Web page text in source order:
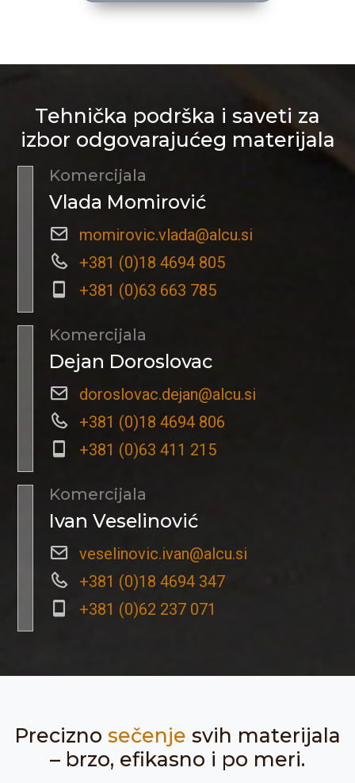
Tehnička podrška i saveti za
izbor odgovarajućeg materijala
Komercijala
Vlada Momirović
momirovic.vlada@alcu.si
+381 (0)18 4694 805
+381 (0)63 663 785
Komercijala
Dejan Doroslovac
doroslovac.dejan@alcu.si
+381 (0)18 4694 806
+381 (0)63 411 215
Komercijala
Ivan Veselinović
veselinovic.ivan@alcu.si
+381 (0)18 4694 347
+381 (0)62 237 071
Precizno sečenje svih materijala
– brzo, efikasno i po meri.